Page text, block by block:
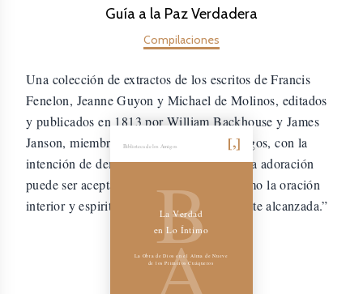
Guía a la Paz Verdadera
Compilaciones
Una colección de extractos de los escritos de Francis
Fenelon, Jeanne Guyon y Michael de Molinos, editados
y publicados en 1813 por William Backhouse y James
Janson, miembros de la Sociedad de Amigos, con la
intención de demostrar cómo “la verdadera adoración
puede ser aceptablemente realizada, y cómo la oración
interior y espiritual puede ser correctamente alcanzada.”
Biblioteca de los Amigos
B
A
La Verdad
en Lo Íntimo
La Obra de Dios en el Alma de Nueve
de los Primeros Cuáqueros